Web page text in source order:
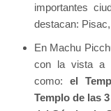
importantes
destacan:
En Machu
con la vista a
como: el
Templo de las